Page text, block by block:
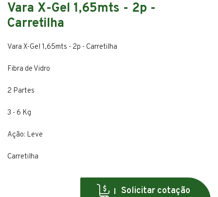
Vara X-Gel 1,65mts - 2p -
Carretilha
Vara X-Gel 1,65mts - 2p - Carretilha
Fibra de Vidro
2 Partes
3 - 6 Kg
Ação: Leve
Carretilha
Solicitar cotação